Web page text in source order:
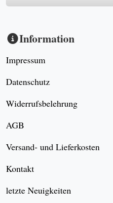
Information
Impressum
Datenschutz
Widerrufsbelehrung
AGB
Versand- und Lieferkosten
Kontakt
letzte Neuigkeiten